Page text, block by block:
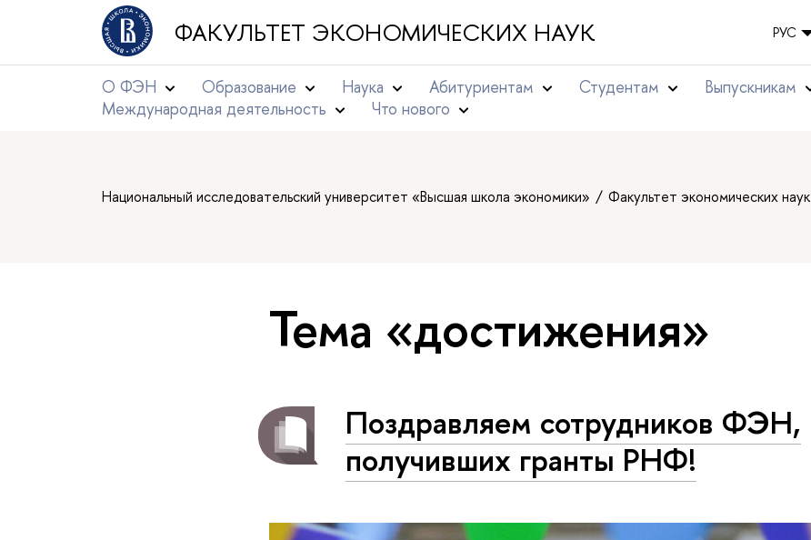
ФАКУЛЬТЕТ ЭКОНОМИЧЕСКИХ НАУК РУС
О ФЭН Образование Наука Абитуриентам Студентам Выпускникам
Международная деятельность
Что нового
Национальный исследовательский университет «Высшая школа экономики» Факультет экономических наук
Тема «достижения»
Поздравляем сотрудников ФЭН,
получивших гранты РНФ!